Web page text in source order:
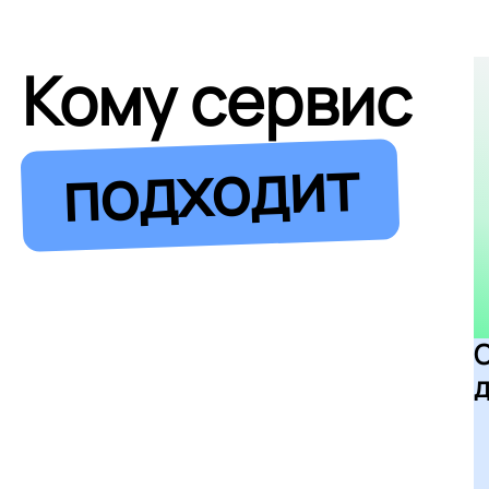
Кому сервис
подходит